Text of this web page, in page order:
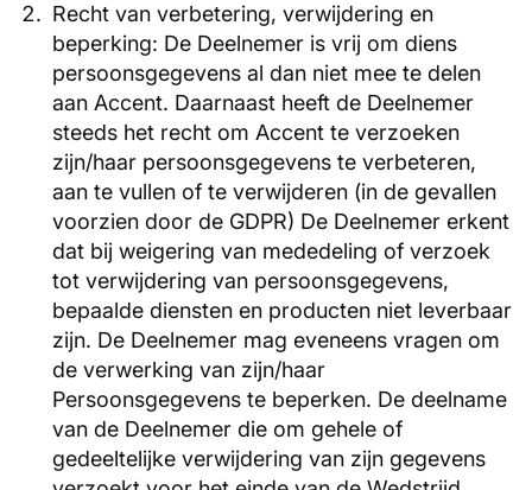
Recht van verbetering, verwijdering en
beperking: De Deelnemer is vrij om diens
persoonsgegevens al dan niet mee te delen
aan Accent. Daarnaast heeft de Deelnemer
steeds het recht om Accent te verzoeken
zijn/haar persoonsgegevens te verbeteren,
aan te vullen of te verwijderen (in de gevallen
voorzien door de GDPR) De Deelnemer erkent
dat bij weigering van mededeling of verzoek
tot verwijdering van persoonsgegevens,
bepaalde diensten en producten niet leverbaar
zijn. De Deelnemer mag eveneens vragen om
de verwerking van zijn/haar
Persoonsgegevens te beperken. De deelname
van de Deelnemer die om gehele of
gedeeltelijke verwijdering van zijn gegevens